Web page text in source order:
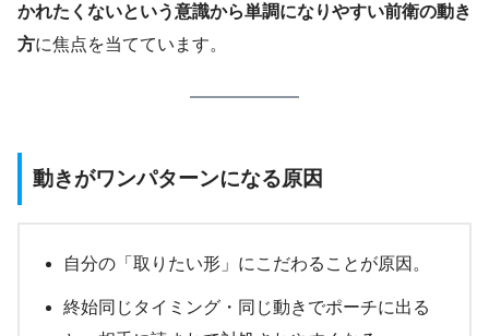
かれたくないという意識から単調になりやすい前衛の動き
方に焦点を当てています。
動きがワンパターンになる原因
自分の「取りたい形」にこだわることが原因。
終始同じタイミング・同じ動きでポーチに出る